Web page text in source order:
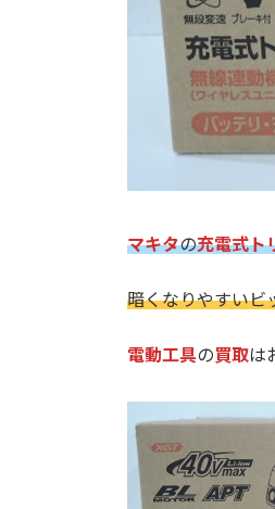
マキタの充電式ト
暗くなりやすいビ
電動工具の買取は